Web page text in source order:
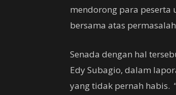
mendorong para
bersama atas
Senada dengan hal
Edy Subagio, dalam
yang tidak pernah habis.